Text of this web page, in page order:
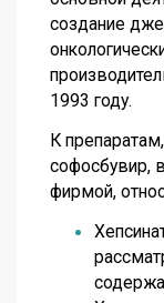
создание
1993 году.
К
софосбувир,
фирмой,